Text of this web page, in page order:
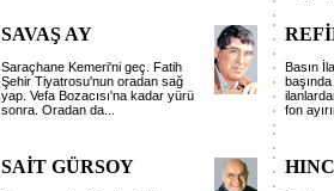
SAVAŞ AY
Saraçhane Kemeri'ni geç. Fatih
Şehir Tiyatrosu'nun oradan sağ
yap. Vefa Bozacısı'na kadar yürü
sonra. Oradan da
Basın
fon
SAİT GÜRSOY